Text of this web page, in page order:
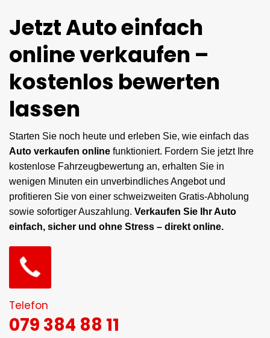
Jetzt Auto einfach
online verkaufen –
kostenlos bewerten
lassen
Starten Sie noch heute und erleben Sie, wie einfach das
Auto verkaufen online funktioniert. Fordern Sie jetzt Ihre
kostenlose Fahrzeugbewertung an, erhalten Sie in
wenigen Minuten ein unverbindliches Angebot und
profitieren Sie von einer schweizweiten Gratis-Abholung
sowie sofortiger Auszahlung. Verkaufen Sie Ihr Auto
einfach, sicher und ohne Stress – direkt online.
Telefon
079 384 88 11